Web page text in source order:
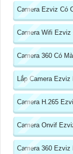
Camera Ezviz Có
Camera Wifi
Camera 360 Có
Lắp Camera Ezviz
Camera H.265
Camera Onvif
Camera 360 Ezviz